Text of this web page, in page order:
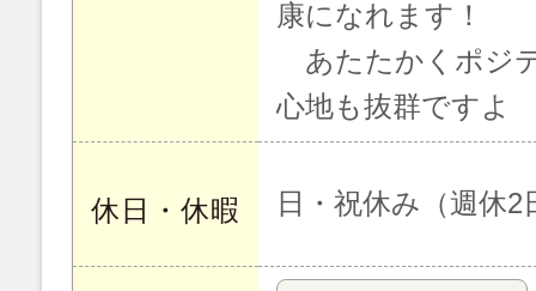
康になれます！
あたたかくポジ
心地も抜群ですよ
休日・休暇 日・祝休み（週休2